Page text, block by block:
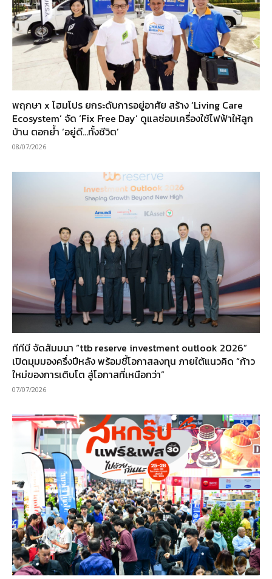
พฤกษา x โฮมโปร ยกระดับการอยู่อาศัย สร้าง ‘Living Care
Ecosystem’ จัด ‘Fix Free Day’ ดูแลซ่อมเครื่องใช้ไฟฟ้าให้ลูก
บ้าน ตอกย้ำ ‘อยู่ดี…ทั้งชีวิต’
08/07/2026
ทีทีบี จัดสัมมนา “ttb reserve investment outlook 2026”
เปิดมุมมองครึ่งปีหลัง พร้อมชี้โอกาสลงทุน ภายใต้แนวคิด “ก้าว
ใหม่ของการเติบโต สู่โอกาสที่เหนือกว่า”
07/07/2026